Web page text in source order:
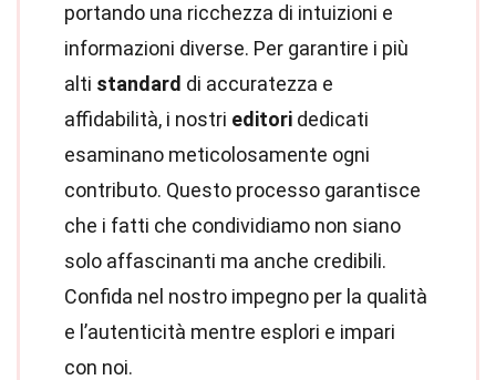
portando una ricchezza di intuizioni e
informazioni diverse. Per garantire i più
alti standard di accuratezza e
affidabilità, i nostri editori dedicati
esaminano meticolosamente ogni
contributo. Questo processo garantisce
che i fatti che condividiamo non siano
solo affascinanti ma anche credibili.
Confida nel nostro impegno per la qualità
e l’autenticità mentre esplori e impari
con noi.